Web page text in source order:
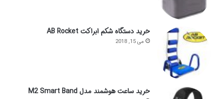
خرید دستگاه شکم ابراکت AB Rocket
می 15, 2018
خرید ساعت هوشمند مدل M2 Smart Band